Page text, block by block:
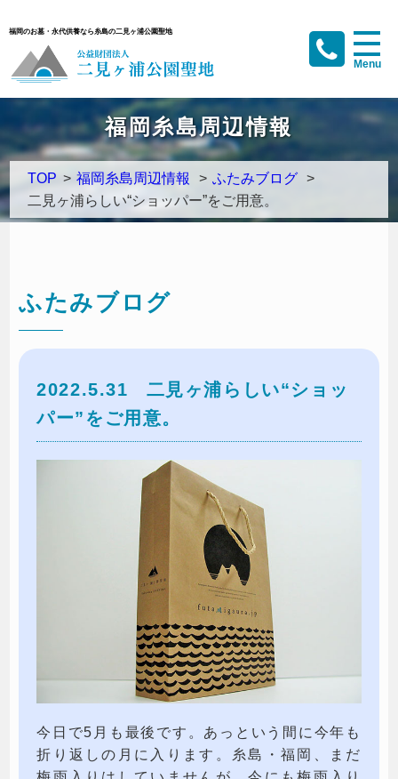
福岡のお墓・永代供養なら糸島の二見ヶ浦公園聖地
福岡糸島周辺情報
TOP > 福岡糸島周辺情報 > ふたみブログ
>
二見ヶ浦らしい“ショッパー”をご用意。
ふたみブログ
2022.5.31
二見ヶ浦らしい“ショッ
パー”をご用意。
今日で5月も最後です。あっという間に今年も
折り返しの月に入ります。糸島・福岡、まだ